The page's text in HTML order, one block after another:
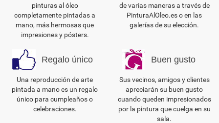
pinturas al óleo
completamente pintadas a
mano, más hermosas que
impresiones y pósters.
de varias maneras a través de
PinturaAlOleo.es o en las
galerías de su elección.
Regalo único
Una reproducción de arte
pintada a mano es un regalo
único para cumpleaños o
celebraciones.
Buen gusto
Sus vecinos, amigos y clientes
apreciarán su buen gusto
cuando queden impresionados
por la pintura que cuelga en su
sala.